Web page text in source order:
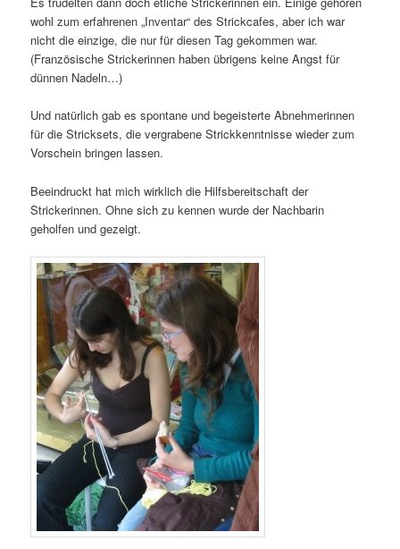
wohl zum erfahrenen „Inventar“ des Strickcafes, aber ich war
nicht die einzige, die nur für diesen Tag gekommen war.
(Französische Strickerinnen haben übrigens keine Angst für
dünnen Nadeln…)
Und natürlich gab es spontane und begeisterte Abnehmerinnen
für die Stricksets, die vergrabene Strickkenntnisse wieder zum
Vorschein bringen lassen.
Beeindruckt hat mich wirklich die Hilfsbereitschaft der
Strickerinnen. Ohne sich zu kennen wurde der Nachbarin
geholfen und gezeigt.